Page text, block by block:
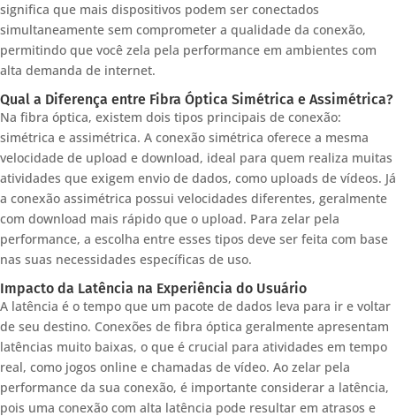
significa que mais dispositivos podem ser conectados
simultaneamente sem comprometer a qualidade da conexão,
permitindo que você zela pela performance em ambientes com
alta demanda de internet.
Qual a Diferença entre Fibra Óptica Simétrica e Assimétrica?
Na fibra óptica, existem dois tipos principais de conexão:
simétrica e assimétrica. A conexão simétrica oferece a mesma
velocidade de upload e download, ideal para quem realiza muitas
atividades que exigem envio de dados, como uploads de vídeos. Já
a conexão assimétrica possui velocidades diferentes, geralmente
com download mais rápido que o upload. Para zelar pela
performance, a escolha entre esses tipos deve ser feita com base
nas suas necessidades específicas de uso.
Impacto da Latência na Experiência do Usuário
A latência é o tempo que um pacote de dados leva para ir e voltar
de seu destino. Conexões de fibra óptica geralmente apresentam
latências muito baixas, o que é crucial para atividades em tempo
real, como jogos online e chamadas de vídeo. Ao zelar pela
performance da sua conexão, é importante considerar a latência,
pois uma conexão com alta latência pode resultar em atrasos e